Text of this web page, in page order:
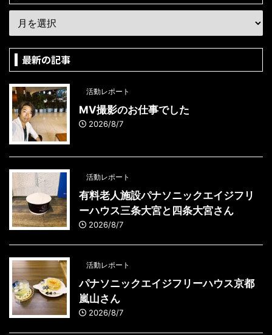
最新の記事
活動レポート
MV撮影のお仕事でした
2026/8/7
活動レポート
有料老人施設パナソニックエイジフリ
ーハウス三条大宮と四条大宮さん
2026/8/7
活動レポート
パナソニックエイジフリーハウス京都
嵐山さん
2026/8/7